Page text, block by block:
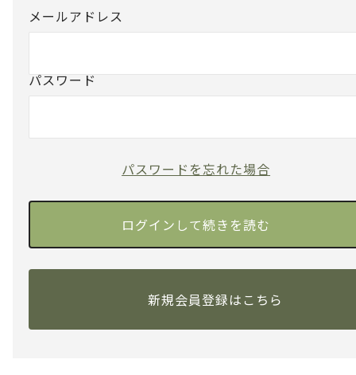
メールアドレス
パスワード
パスワードを忘れた場合
新規会員登録はこちら